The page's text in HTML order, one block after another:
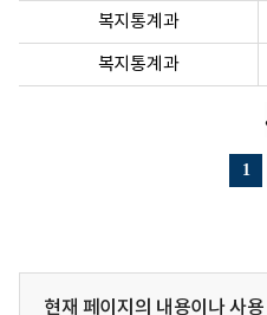
복지통계과
복지통계과
1
현재 페이지의 내용이나 사